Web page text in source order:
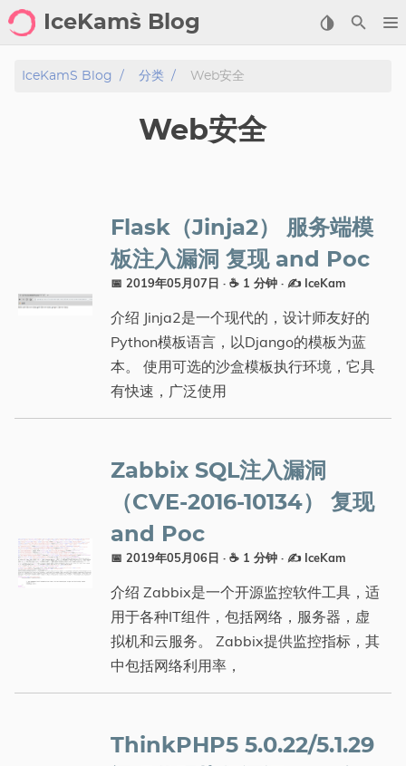
IceKam`s Blog
首页
IceKam`s Blog 分类 Web安全
Web安全
Flask（Jinja2） 服务端模
板注入漏洞 复现 and Poc
📅 2019年05月07日 · ☕ 1 分钟 · ✍️ IceKam
介绍 Jinja2是一个现代的，设计师友好的
Python模板语言，以Django的模板为蓝
本。 使用可选的沙盒模板执行环境，它具
有快速，广泛使用
Zabbix SQL注入漏洞
（CVE-2016-10134） 复现
and Poc
📅 2019年05月06日 · ☕ 1 分钟 · ✍️ IceKam
介绍 Zabbix是一个开源监控软件工具，适
用于各种IT组件，包括网络，服务器，虚
拟机和云服务。 Zabbix提供监控指标，其
中包括网络利用率，
ThinkPHP5 5.0.22/5.1.29